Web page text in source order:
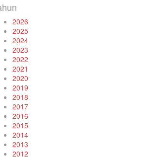
2026
2025
2024
2023
2022
2021
2020
2019
2018
2017
2016
2015
2014
2013
2012